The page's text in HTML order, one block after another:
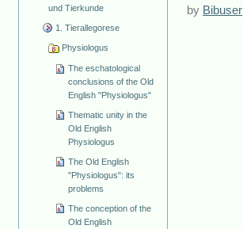
und Tierkunde
1. Tierallegorese
Physiologus
The eschatological
conclusions of the Old
English "Physiologus"
Thematic unity in the
Old English
Physiologus
The Old English
"Physiologus": its
problems
The conception of the
Old English
by Bibuser